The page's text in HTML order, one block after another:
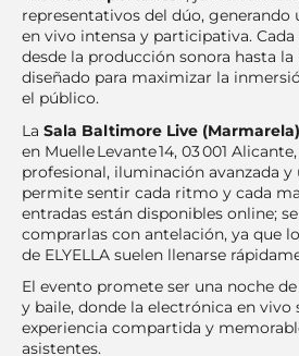
representativos del dúo, generando
en vivo intensa y participativa.
desde la producción sonora hasta
diseñado para maximizar la
el público.
La Sala Baltimore Live (Marmarela)
en Muelle Levante 14, 03 001
profesional, iluminación avanzada
permite sentir cada ritmo y cada
entradas están disponibles online;
comprarlas con antelación, ya que
de ELYELLA suelen llenarse
El evento promete ser una noche
y baile, donde la electrónica en vivo
experiencia compartida y
asistentes.